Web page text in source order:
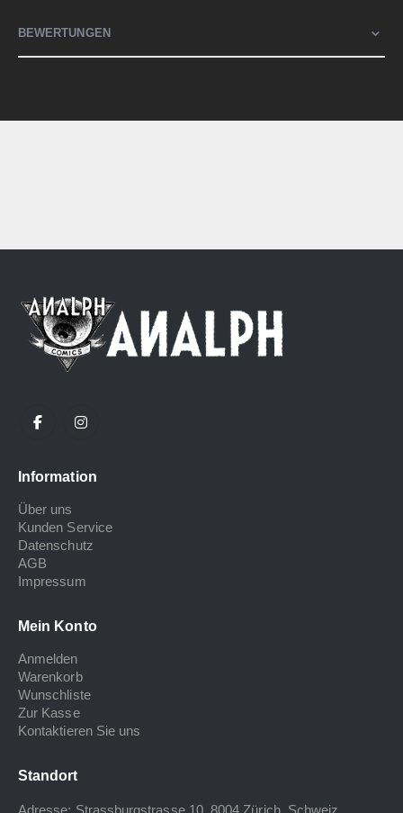
BEWERTUNGEN
Information
Über uns
Kunden Service
Datenschutz
AGB
Impressum
Mein Konto
Anmelden
Warenkorb
Wunschliste
Zur Kasse
Kontaktieren Sie uns
Standort